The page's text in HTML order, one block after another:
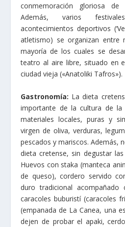
conmemoración gloriosa
Además, varios
acontecimientos deportivos
atletismo) se organizan entre
mayoría de los cuales se
teatro al aire libre, situado en
ciudad vieja («Anatoliki Tafros»).
Gastronomía: La dieta
importante de la cultura de
materiales locales, puras y
virgen de oliva, verduras,
pescados y mariscos. Además,
dieta cretense, sin degustar las
Huevos con staka (manteca
de queso), cordero servido
duro tradicional
caracoles buburistí (caracoles
(empanada de La Canea, una
dejen de probar el apaki,